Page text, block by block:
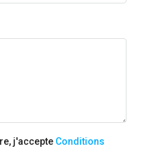
j'accepte Conditions